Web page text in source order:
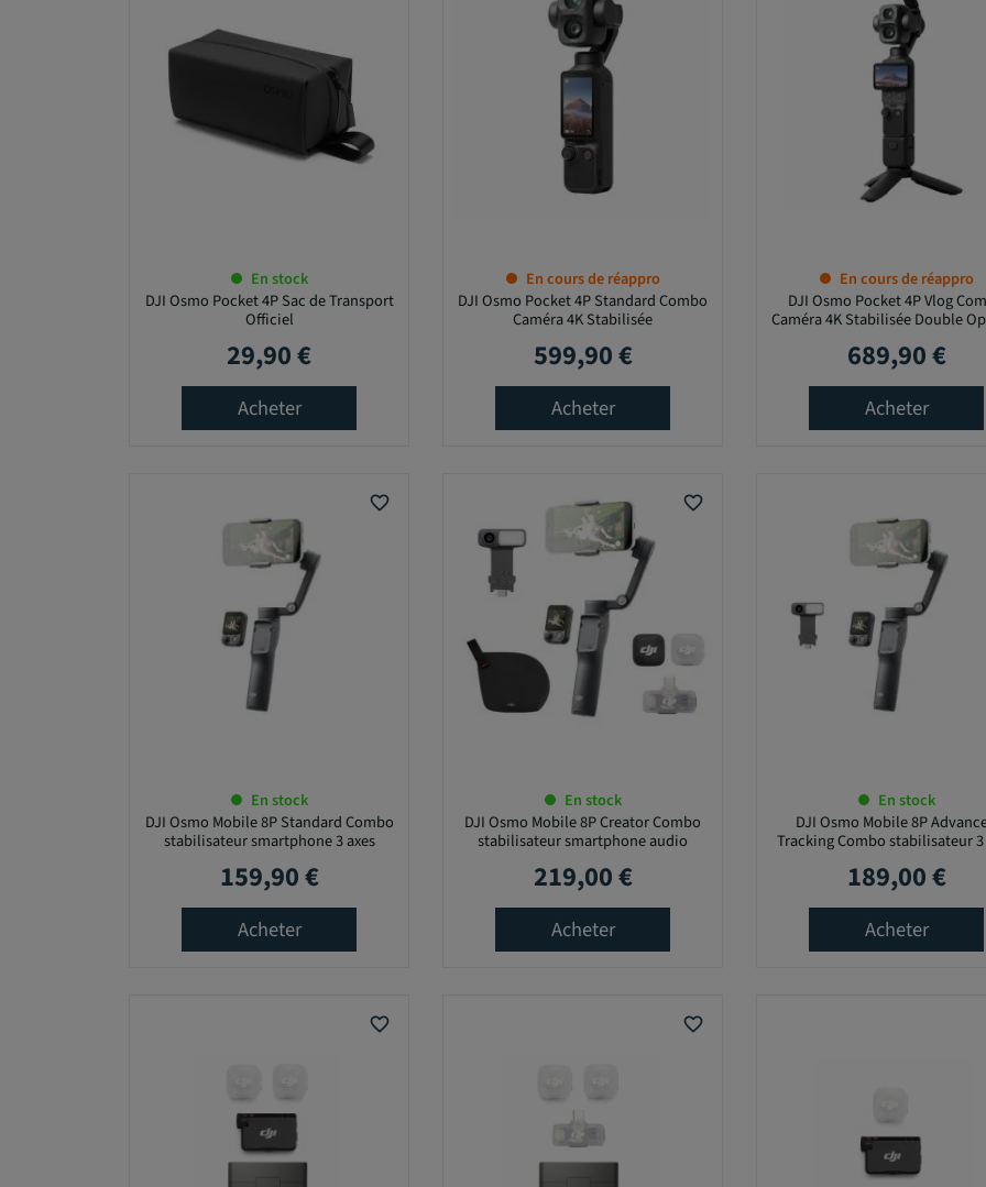
En stock
DJI Osmo Pocket 4P Sac de Transport
Officiel
Prix
29,90 €
Acheter
En cours de réappro
DJI Osmo Pocket 4P Standard Combo
Caméra 4K Stabilisée
Prix
599,90 €
Acheter
En cours de réappro
DJI Osmo Pocket 4P Vlog
Caméra 4K Stabilisée Double
Prix
689,90 €
Acheter
favorite_border
En stock
DJI Osmo Mobile 8P Standard Combo
stabilisateur smartphone 3 axes
Prix
159,90 €
Acheter
favorite_border
En stock
DJI Osmo Mobile 8P Creator Combo
stabilisateur smartphone audio
Prix
219,00 €
Acheter
En stock
DJI Osmo Mobile 8P
Tracking Combo stabilisateur 3
Prix
189,00 €
Acheter
favorite_border favorite_border